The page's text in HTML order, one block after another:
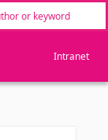
Intranet